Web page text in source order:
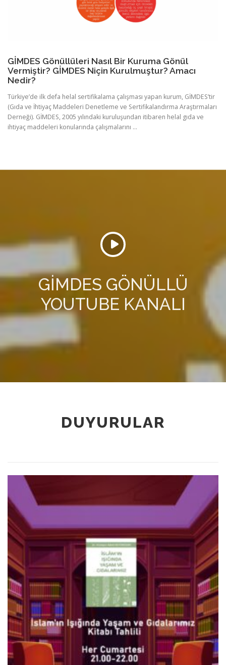
GİMDES Gönüllüleri Nasıl Bir Kuruma Gönül
Vermiştir? GİMDES Niçin Kurulmuştur? Amacı
Nedir?
Türkiye’de ilk defa helal sertifikalama çalışması yapan kurum, GİMDES’tir
(Gıda ve İhtiyaç Maddeleri Denetleme ve Sertifikalandırma Araştırmaları
Derneği). GİMDES, 2005 yılındaki kuruluşundan itibaren helal gıda ve
ihtiyaç maddeleri konularında çalışmalarını …
GİMDES GÖNÜLLÜ
YOUTUBE KANALI
DUYURULAR